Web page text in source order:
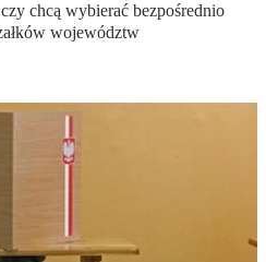
chcą wybierać bezpośrednio
województw